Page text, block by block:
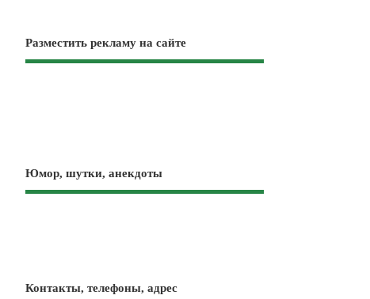
Разместить рекламу на сайте
Юмор, шутки, анекдоты
Контакты, телефоны, адрес